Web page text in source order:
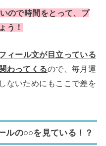
ので時間をとって、プ
う！
ィール文が目立っている
わってくるので、毎月運
ないためにもここで差を
ルの○○を見ている！？